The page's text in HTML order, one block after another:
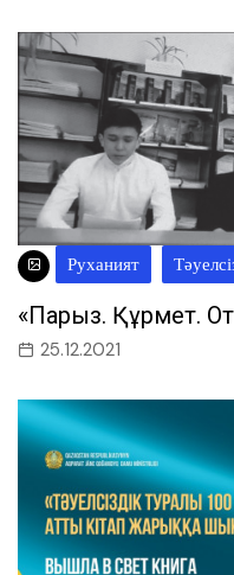
Руханият
«Парыз. Құрмет.
25.12.2021